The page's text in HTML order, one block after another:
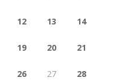
12 13 14
19 20 21
26 27 28